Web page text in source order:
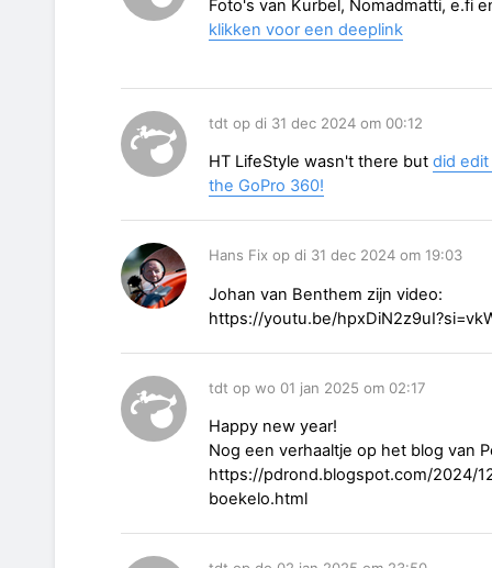
Foto's van Kurbel, Nomadmatti, e.fi
klikken voor een deeplink
tdt op di 31 dec 2024 om 00:12
HT LifeStyle wasn't there but did
the GoPro 360!
Hans Fix op di 31 dec 2024 om 19:03
Johan van Benthem zijn video:
https://youtu.be/
tdt op wo 01 jan 2025 om 02:17
Happy new year!
Nog een verhaaltje op het blog van
https://pdrond.blogspot.com/2024/
boekelo.html